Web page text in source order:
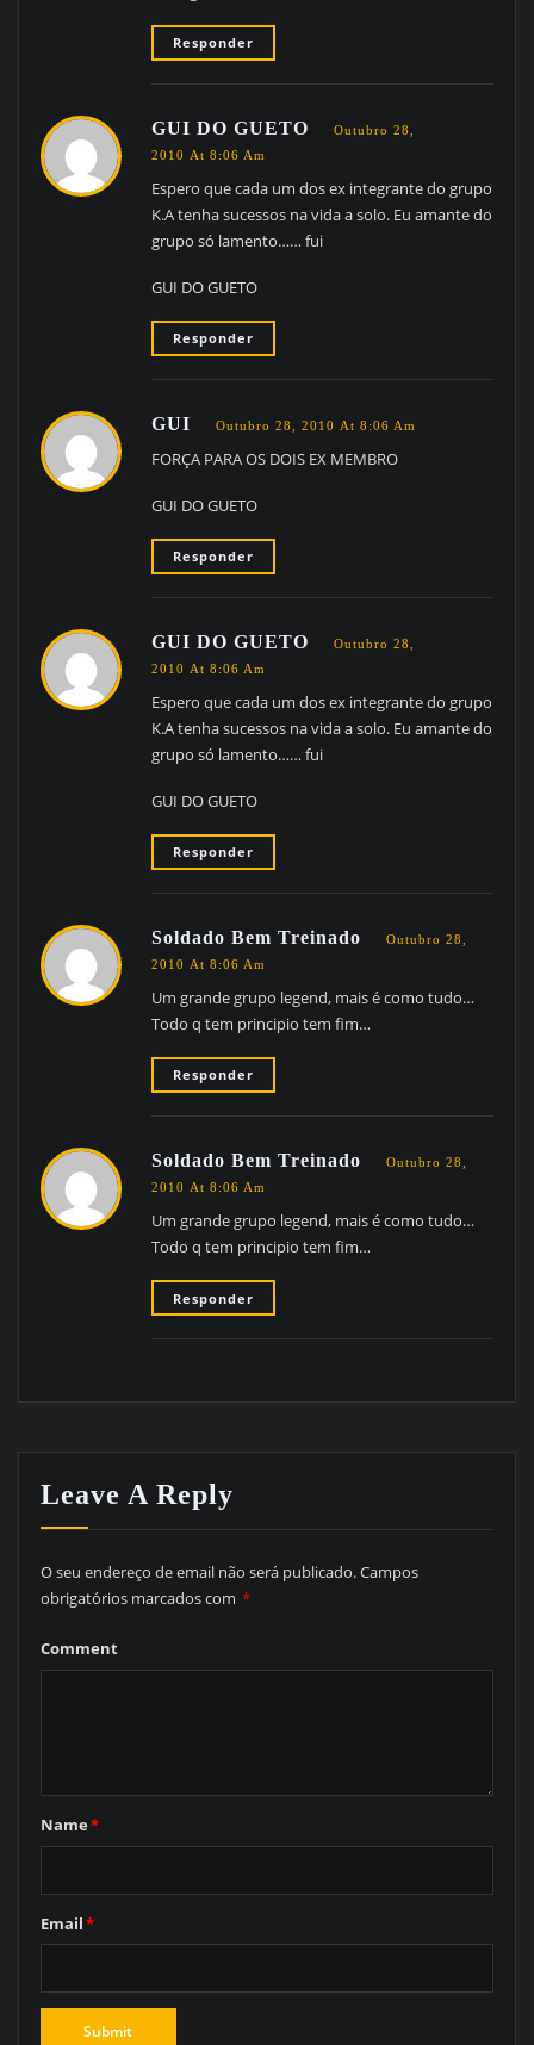
Responder
GUI DO GUETO
Outubro 28,
2010 At 8:06 Am
Espero que cada um dos ex integrante do grupo
K.A tenha sucessos na vida a solo. Eu amante do
grupo só lamento…… fui
GUI DO GUETO
Responder
GUI Outubro 28, 2010 At 8:06 Am
FORÇA PARA OS DOIS EX MEMBRO
GUI DO GUETO
Responder
GUI DO GUETO
Outubro 28,
2010 At 8:06 Am
Espero que cada um dos ex integrante do grupo
K.A tenha sucessos na vida a solo. Eu amante do
grupo só lamento…… fui
GUI DO GUETO
Responder
Soldado Bem Treinado
Outubro 28,
2010 At 8:06 Am
Um grande grupo legend, mais é como tudo…
Todo q tem principio tem fim…
Responder
Soldado Bem Treinado
Outubro 28,
2010 At 8:06 Am
Um grande grupo legend, mais é como tudo…
Todo q tem principio tem fim…
Responder
Leave A Reply
O seu endereço de email não será publicado.Campos
obrigatórios marcados com *
Comment
Name*
Email*